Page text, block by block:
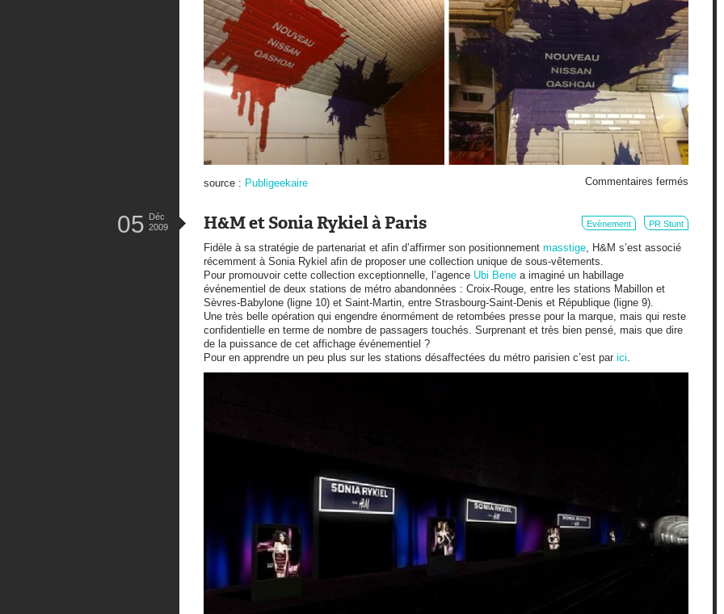
source : Publigeekaire Commentaires fermés
le
H&M et Sonia Rykiel à Paris Evènement PR Stunt
05 Déc
2009
Fidèle à sa stratégie de partenariat et afin d’affirmer son positionnement masstige , H&M s’est associé
récemment à Sonia Rykiel afin de proposer une collection unique de sous-vêtements.
Pour promouvoir cette collection exceptionnelle, l’agence Ubi Bene a imaginé un habillage
événementiel de deux stations de métro abandonnées : Croix-Rouge, entre les stations Mabillon et
Sèvres-Babylone (ligne 10) et Saint-Martin, entre Strasbourg-Saint-Denis et République (ligne 9).
Une très belle opération qui engendre énormément de retombées presse pour la marque, mais qui reste
confidentielle en terme de nombre de passagers touchés. Surprenant et très bien pensé, mais que dire
de la puissance de cet affichage événementiel ?
Pour en apprendre un peu plus sur les stations désaffectées du métro parisien c’est par ici